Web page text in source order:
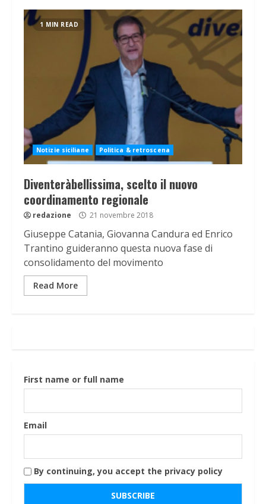
1 MIN READ
Notizie siciliane Politica & retroscena
Diventeràbellissima, scelto il nuovo
coordinamento regionale
redazione 21 novembre 2018
Giuseppe Catania, Giovanna Candura ed Enrico
Trantino guideranno questa nuova fase di
consolidamento del movimento
Read More
First name or full name
Email
By continuing, you accept the privacy policy